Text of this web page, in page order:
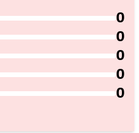
0
0
0
0
0